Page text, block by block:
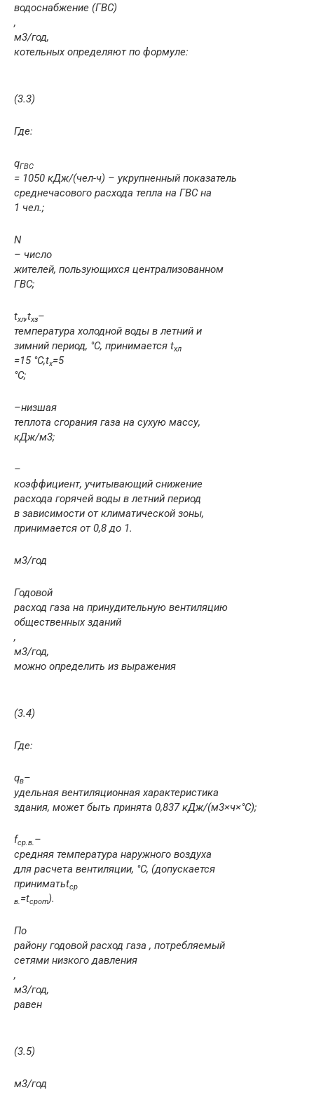
водоснабжение (ГВС)
,
м3/год,
котельных определяют по формуле:
(3.3)
Где:
qГВС
= 1050 кДж/(чел-ч) – укрупненный показатель
среднечасового расхода тепла на ГВС на
1 чел.;
N
– число
жителей, пользующихся цен­трализованном
ГВС;
tхл,tхз–
температура холодной воды в летний и
зимний пе­риод, °С, принимается tхл
=15 °С,tx=5
°С;
–низшая
теплота сгорания газа на сухую массу,
кДж/м3;
–
коэффициент, учитывающий снижение
расхода го­рячей воды в летний период
в зависимости от климатической зоны,
принимает­ся от 0,8 до 1.
м3/год
Годовой
расход газа на принудительную вентиляцию
общественных зда­ний
,
м3/год,
можно определить из выражения
(3.4)
Где:
qв–
удельная вентиляционная характеристика
здания, может быть принята 0,837 кДж/(м3×ч×°С);
fcp .в. –
средняя температура наружного воздуха
для расчета вентиляции, °С, (допускается
приниматьtcp
в. =tcpom).
По
району годовой расход газа , потребляемый
сетями низкого давления
,
м3/год,
равен
(3.5)
м3/год